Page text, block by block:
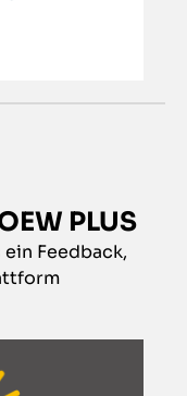
PLUS
Feedback,